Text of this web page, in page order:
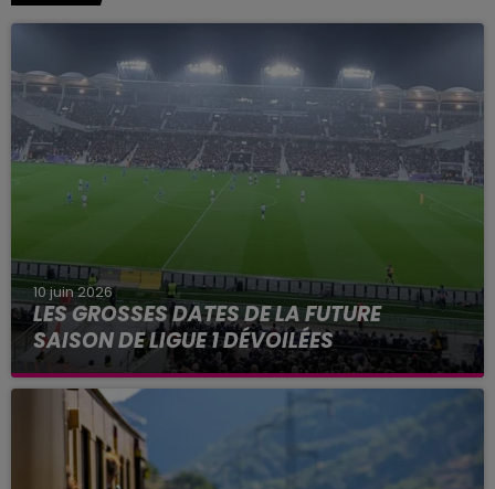
10 juin 2026
LES GROSSES DATES DE LA FUTURE
SAISON DE LIGUE 1 DÉVOILÉES
Parmi les grosses dates de la saison à venir, une
ultime journée au Parc des Princes en mai
prochain.